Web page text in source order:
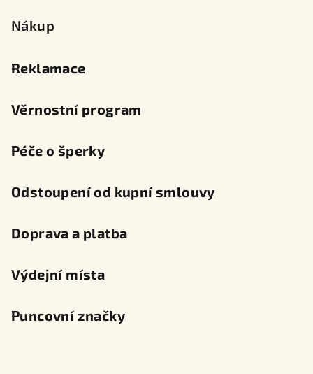
Nákup
Reklamace
Věrnostní program
Péče o šperky
Odstoupení od kupní smlouvy
Doprava a platba
Výdejní místa
Puncovní značky